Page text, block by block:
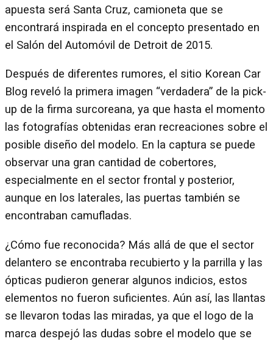
apuesta será Santa Cruz, camioneta que se
encontrará inspirada en el concepto presentado en
el Salón del Automóvil de Detroit de 2015.
Después de diferentes rumores, el sitio Korean Car
Blog reveló la primera imagen “verdadera” de la pick-
up de la firma surcoreana, ya que hasta el momento
las fotografías obtenidas eran recreaciones sobre el
posible diseño del modelo. En la captura se puede
observar una gran cantidad de cobertores,
especialmente en el sector frontal y posterior,
aunque en los laterales, las puertas también se
encontraban camufladas.
¿Cómo fue reconocida? Más allá de que el sector
delantero se encontraba recubierto y la parrilla y las
ópticas pudieron generar algunos indicios, estos
elementos no fueron suficientes. Aún así, las llantas
se llevaron todas las miradas, ya que el logo de la
marca despejó las dudas sobre el modelo que se